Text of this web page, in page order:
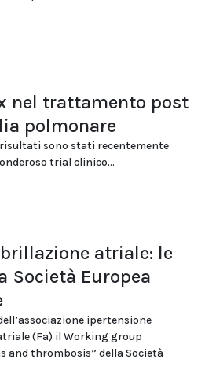
nel trattamento post
polmonare
risultati sono stati recentemente
trial clinico...
atriale: le
Società Europea
ipertensione
(Fa) il Working group
and thrombosis” della Società